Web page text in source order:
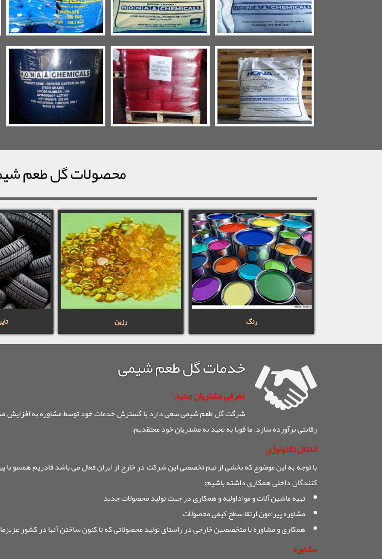
محصولات گل طعم
رنگ رزین
خدمات گل طعم شیمی
معرفی مشتریان جدید
شرگت گل طعم شیمی سعی دارد با گسترش خدمات خود توسط مشاوره به افزایش
رقابتی برآورده سازد. ما قویا به تعهد به مشتریان خود معتقدیم.
انتقال تکنولوژی
با توجه به این موضوع که بخشی از تیم تخصصی این شرکت در خارج از ایران فعال می باشد قادریم همسو با
کنندگان داخلی همکاری داشته باشیم:
تهیه ماشین آلات و مواداولیه و همکاری در جهت تولید محصولات جدید
مشاوره پیرامون ارتقا سطح کیفی محصولات
همکاری و مشاوره با متخصصین خارجی در راستای تولید محصولاتی که تا کنون ساختن آنها در کشور
مشاوره